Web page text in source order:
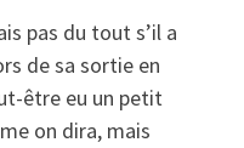
pas du tout s’il a
de sa sortie en
être eu un petit
on dira, mais